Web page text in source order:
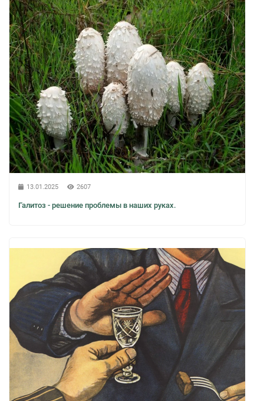
13.01.2025 2607
Галитоз - решение проблемы в наших руках.